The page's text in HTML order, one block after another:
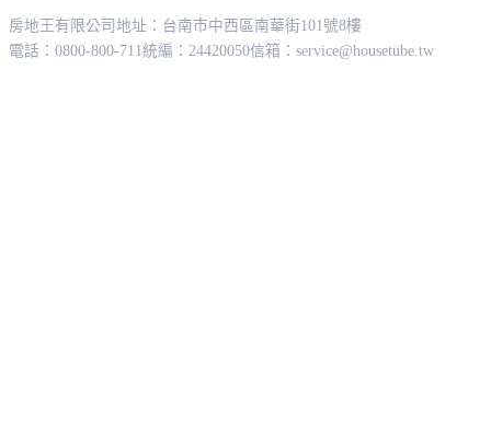
房地王有限公司 地址：台南市中西區南華街101號8樓
電話：0800-800-711統編：24420050信箱： service@housetube.tw